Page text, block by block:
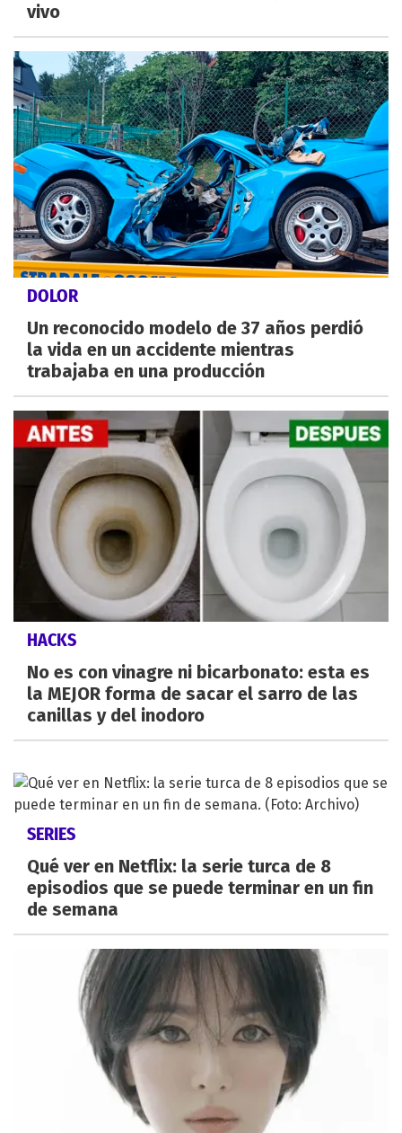
vivo
DOLOR
Un reconocido modelo de 37 años perdió
la vida en un accidente mientras
trabajaba en una producción
HACKS
No es con vinagre ni bicarbonato: esta es
la MEJOR forma de sacar el sarro de las
canillas y del inodoro
SERIES
Qué ver en Netflix: la serie turca de 8
episodios que se puede terminar en un fin
de semana